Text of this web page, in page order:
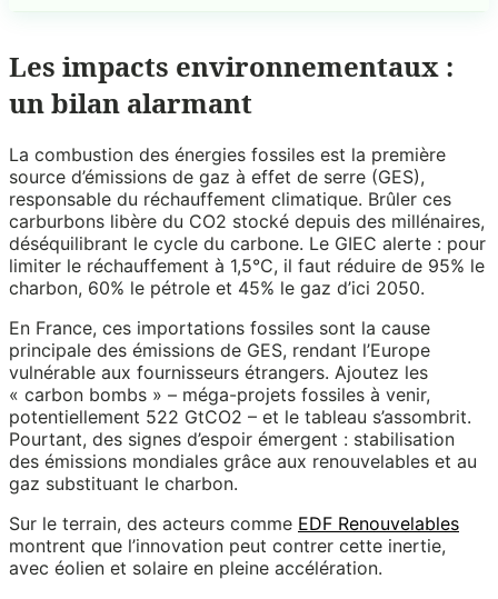
Les impacts environnementaux :
un bilan alarmant
La combustion des énergies fossiles est la première
source d’émissions de gaz à effet de serre (GES),
responsable du réchauffement climatique. Brûler ces
carburbons libère du CO2 stocké depuis des millénaires,
déséquilibrant le cycle du carbone. Le GIEC alerte : pour
limiter le réchauffement à 1,5°C, il faut réduire de 95% le
charbon, 60% le pétrole et 45% le gaz d’ici 2050.
En France, ces importations fossiles sont la cause
principale des émissions de GES, rendant l’Europe
vulnérable aux fournisseurs étrangers. Ajoutez les
« carbon bombs » – méga-projets fossiles à venir,
potentiellement 522 GtCO2 – et le tableau s’assombrit.
Pourtant, des signes d’espoir émergent : stabilisation
des émissions mondiales grâce aux renouvelables et au
gaz substituant le charbon.
Sur le terrain, des acteurs comme EDF Renouvelables
montrent que l’innovation peut contrer cette inertie,
avec éolien et solaire en pleine accélération.